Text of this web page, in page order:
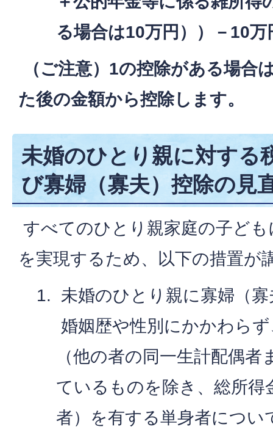
る場合は10万円））－10万
（ご注意）1の控除がある場合
た後の金額から控除します。
未婚のひとり親に対する
び寡婦（寡夫）控除の見
すべてのひとり親家庭の子ど
を実現するため、以下の措置が
未婚のひとり親に寡婦（
婚姻歴や性別にかかわら
（他の者の同一生計配偶
ているものを除き、総所得
者）を有する単身者につい